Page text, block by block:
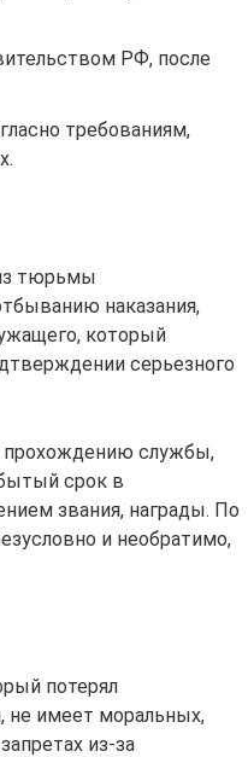
РФ, после
требованиям,
тюрьмы
наказания,
который
серьезного
прохождению службы,
срок в
звания, награды. По
и необратимо,
потерял
не имеет моральных,
из-за